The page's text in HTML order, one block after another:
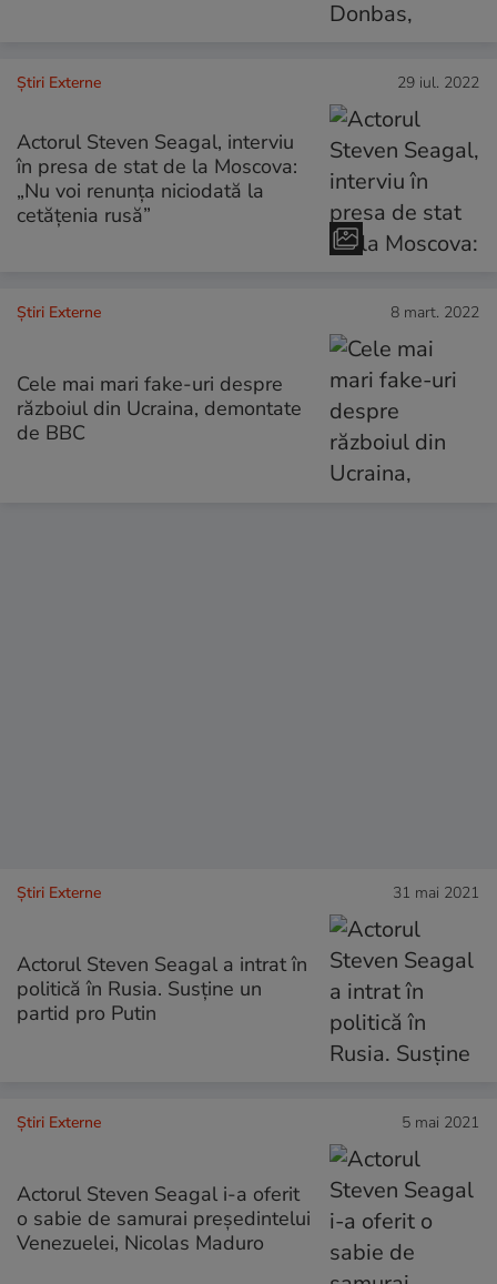
Știri Externe 29 iul. 2022
Actorul Steven Seagal, interviu
în presa de stat de la Moscova:
„Nu voi renunța niciodată la
cetățenia rusă”
Știri Externe 8 mart. 2022
Cele mai mari fake-uri despre
războiul din Ucraina, demontate
de BBC
Știri Externe 31 mai 2021
Actorul Steven Seagal a intrat în
politică în Rusia. Susține un
partid pro Putin
Știri Externe 5 mai 2021
Actorul Steven Seagal i-a oferit
o sabie de samurai președintelui
Venezuelei, Nicolas Maduro